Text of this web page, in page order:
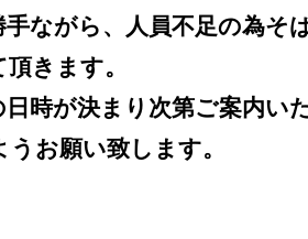
手ながら、人員不足の為そ
きます。
が決まり次第ご案内い
お願い致します。